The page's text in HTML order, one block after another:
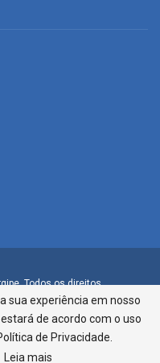
Todos os direitos
276, Bairro São José |
- CI Centro de
sua experiência em nosso
de acordo com o uso
de Privacidade.
Leia mais